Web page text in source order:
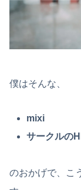
僕はそんな、
mixi
サークルの
のおかげで、こ